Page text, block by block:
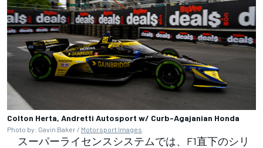
Colton Herta, Andretti Autosport w/ Curb-Agajanian Honda
Photo by: Gavin Baker / Motorsport Images
スーパーライセンスシステムでは、F1直下のシリ